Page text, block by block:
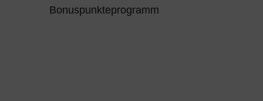
Bonuspunkteprogramm